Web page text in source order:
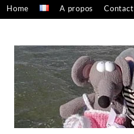
Skip
to
Home A propos Contact